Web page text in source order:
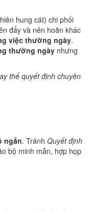
hung cát) chi phối
đẩy và nên hoãn khác
việc thường ngày.
thường ngày nhưng
thế quyết định chuyên
ngắn. Tránh Quyết định
bộ minh mẫn, hợp họp